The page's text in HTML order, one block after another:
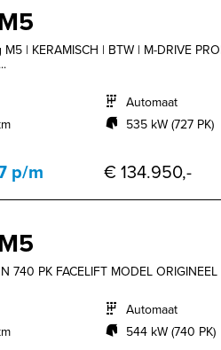
| KERAMISCH | BTW | M-DRIVE
Automaat
535 kW (727 PK)
p/m € 134.950,-
740 PK FACELIFT MODEL
Automaat
544 kW (740 PK)